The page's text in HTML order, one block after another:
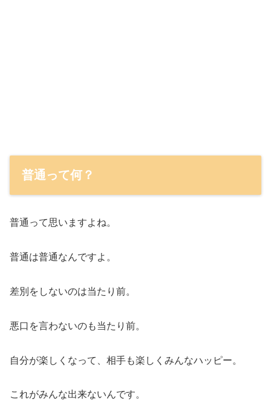
普通って何？
普通って思いますよね。
普通は普通なんですよ。
差別をしないのは当たり前。
悪口を言わないのも当たり前。
自分が楽しくなって、相手も楽しくみんなハッピー。
これがみんな出来ないんです。